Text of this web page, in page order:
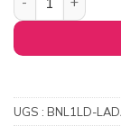
UGS : BNL1LD-